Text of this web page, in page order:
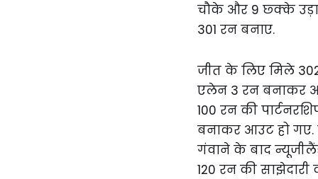
चौके और 9 छ्क्के
301 रन बनाए.
जीत के लिए मिले
एलेन 3 रन बनाकर
100 रन की
बनाकर आउट हो गए.
गंवाने के बाद
120 रन की